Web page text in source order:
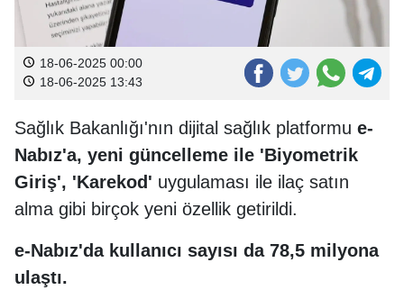
18-06-2025 00:00
18-06-2025 13:43
Sağlık Bakanlığı'nın dijital sağlık platformu e-
Nabız'a, yeni güncelleme ile 'Biyometrik
Giriş', 'Karekod' uygulaması ile ilaç satın
alma gibi birçok yeni özellik getirildi.
e-Nabız'da kullanıcı sayısı da 78,5 milyona
ulaştı.